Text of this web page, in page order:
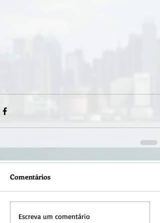
Comentários
Escreva um comentário